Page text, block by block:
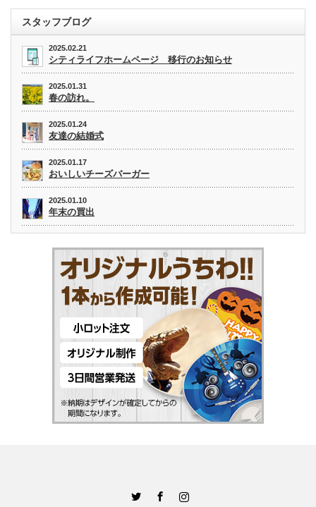
スタッフブログ
2025.02.21
シティライフホームページ 移行のお知らせ
2025.01.31
春の訪れ。
2025.01.24
友達の結婚式
2025.01.17
おいしいチーズバーガー
2025.01.10
年末の買出